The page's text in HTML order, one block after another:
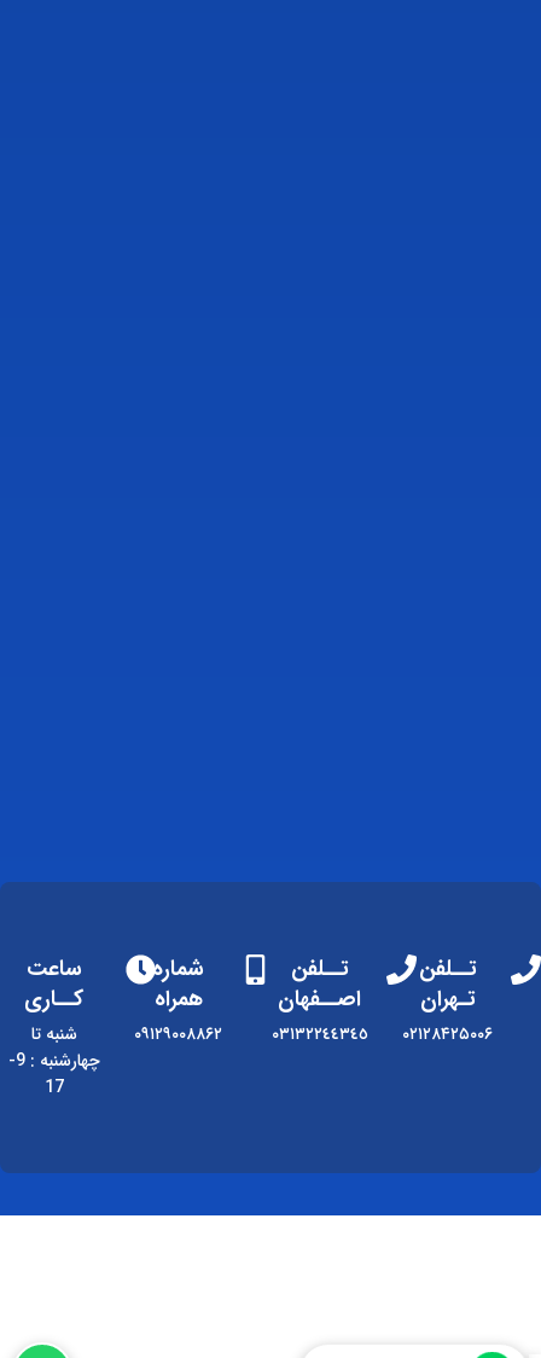
تــلفن
تـهران
۰۲۱۲۸۴۲۵۰۰۶
تــلفن
اصــفهان
٠٣١٣٢٢٤٤٣٤٥
شماره
همراه
۰۹۱۲۹۰۰۸۸۶۲
ساعت
کــاری
شنبه تا
چهارشنبه : 9-
17